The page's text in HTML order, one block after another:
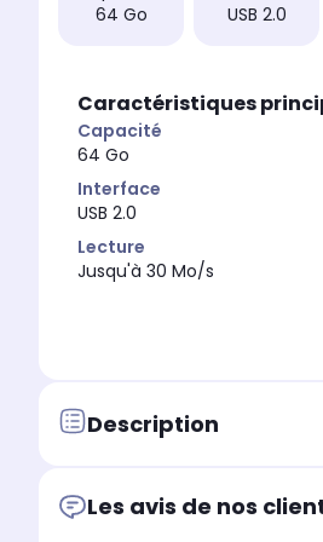
64 Go
USB 2.0
Caractéristiques
Capacité
64 Go
Interface
USB 2.0
Lecture
Jusqu'à 30 Mo/s
Description
Les avis de nos